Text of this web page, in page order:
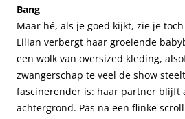
Bang
Maar hé, als je goed kijkt, zie je
Lilian verbergt haar groeiende
een wolk van oversized kleding,
zwangerschap te veel de show
fascinerender is: haar partner blijft
achtergrond. Pas na een flinke